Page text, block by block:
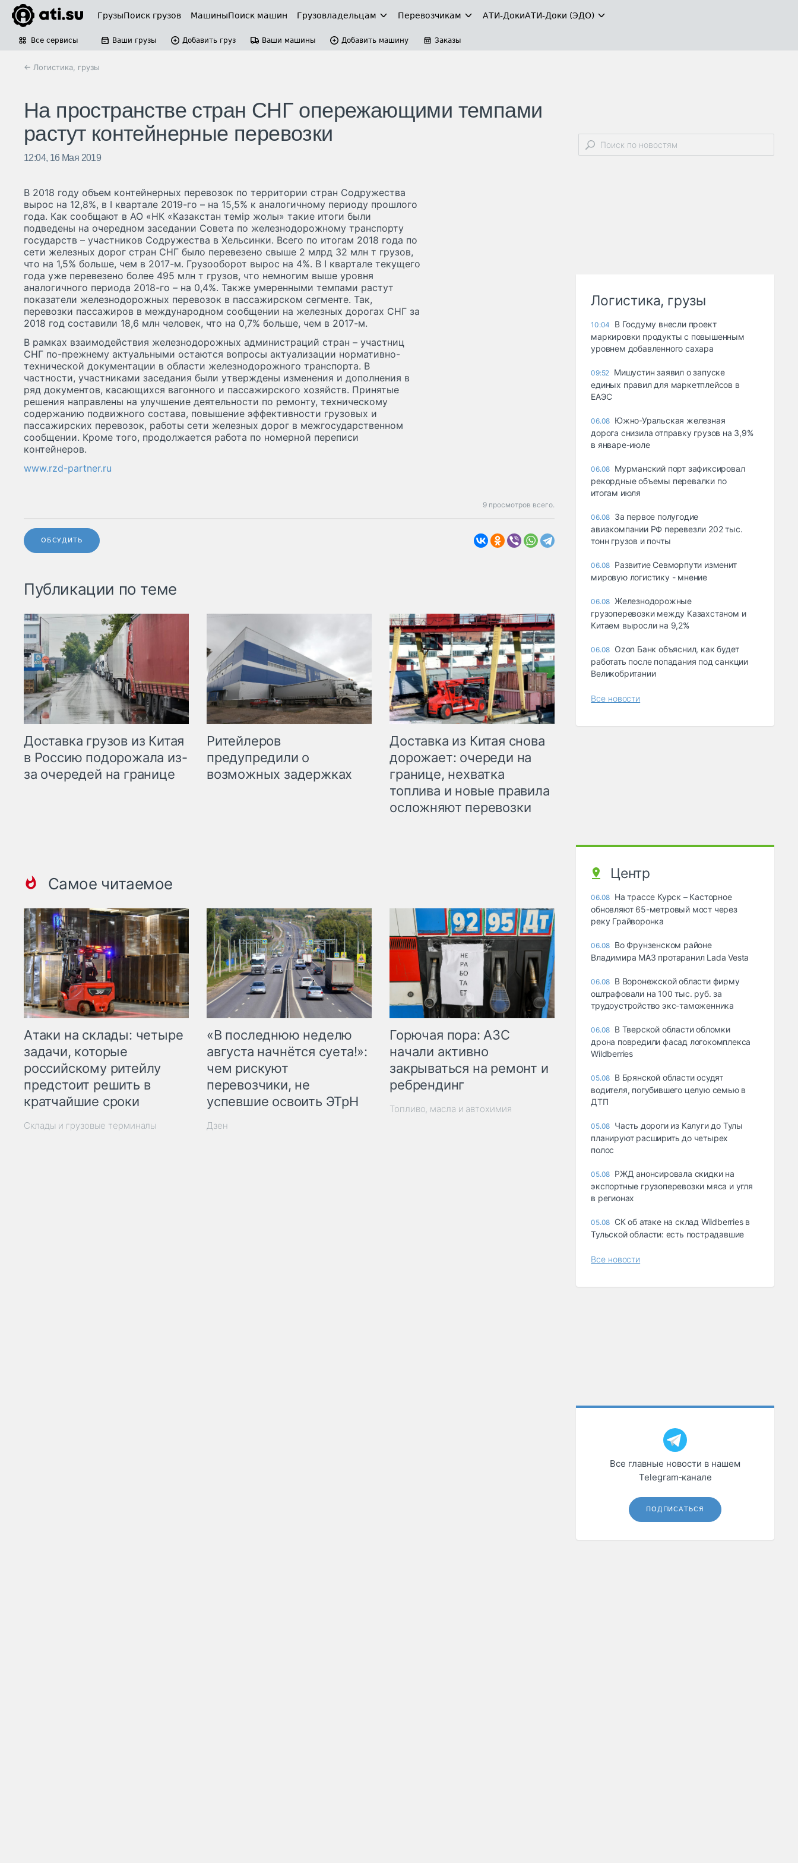
ГрузыПоиск грузов МашиныПоиск машин Грузовладельцам Перевозчикам АТИ-ДокиАТИ-Доки (ЭДО)
Все сервисы Ваши грузы Добавить груз Ваши машины Добавить машину Заказы
← Логистика, грузы
На пространстве стран СНГ опережающими темпами
растут контейнерные перевозки
12:04, 16 Мая 2019
В 2018 году объем контейнерных перевозок по территории стран Содружества
вырос на 12,8%, в I квартале 2019-го – на 15,5% к аналогичному периоду прошлого
года. Как сообщают в АО «НК «Казакстан темiр жолы» такие итоги были
подведены на очередном заседании Совета по железнодорожному транспорту
государств – участников Содружества в Хельсинки. Всего по итогам 2018 года по
сети железных дорог стран СНГ было перевезено свыше 2 млрд 32 млн т грузов,
что на 1,5% больше, чем в 2017-м. Грузооборот вырос на 4%. В I квартале текущего
года уже перевезено более 495 млн т грузов, что немногим выше уровня
аналогичного периода 2018-го – на 0,4%. Также умеренными темпами растут
показатели железнодорожных перевозок в пассажирском сегменте. Так,
перевозки пассажиров в международном сообщении на железных дорогах СНГ за
2018 год составили 18,6 млн человек, что на 0,7% больше, чем в 2017-м.
В рамках взаимодействия железнодорожных администраций стран – участниц
СНГ по-прежнему актуальными остаются вопросы актуализации нормативно-
технической документации в области железнодорожного транспорта. В
частности, участниками заседания были утверждены изменения и дополнения в
ряд документов, касающихся вагонного и пассажирского хозяйств. Принятые
решения направлены на улучшение деятельности по ремонту, техническому
содержанию подвижного состава, повышение эффективности грузовых и
пассажирских перевозок, работы сети железных дорог в межгосударственном
сообщении. Кроме того, продолжается работа по номерной переписи
контейнеров.
www.rzd-partner.ru
9 просмотров всего.
ОБСУДИТЬ
Публикации по теме
Доставка грузов из Китая
в Россию подорожала из-
за очередей на границе
Ритейлеров
предупредили о
возможных задержках
Доставка из Китая снова
дорожает: очереди на
границе, нехватка
топлива и новые правила
осложняют перевозки
Самое читаемое
Атаки на склады: четыре
задачи, которые
российскому ритейлу
предстоит решить в
кратчайшие сроки
Склады и грузовые терминалы
«В последнюю неделю
августа начнётся суета!»:
чем рискуют
перевозчики, не
успевшие освоить ЭТрН
Дзен
Горючая пора: АЗС
начали активно
закрываться на ремонт и
ребрендинг
Топливо, масла и автохимия
Логистика, грузы
10:04
В Госдуму внесли проект
маркировки продукты с повышенным
уровнем добавленного сахара
09:52 Мишустин заявил о запуске
единых правил для маркетплейсов в
ЕАЭС
06.08 Южно-Уральская железная
дорога снизила отправку грузов на 3,9%
в январе-июле
06.08 Мурманский порт зафиксировал
рекордные объемы перевалки по
итогам июля
06.08 За первое полугодие
авиакомпании РФ перевезли 202 тыс.
тонн грузов и почты
06.08 Развитие Севморпути изменит
мировую логистику - мнение
06.08 Железнодорожные
грузоперевозки между Казахстаном и
Китаем выросли на 9,2%
06.08 Ozon Банк объяснил, как будет
работать после попадания под санкции
Великобритании
Все новости
Центр
06.08 На трассе Курск – Касторное
обновляют 65-метровый мост через
реку Грайворонка
06.08 Во Фрунзенском районе
Владимира МАЗ протаранил Lada Vesta
06.08 В Воронежской области фирму
оштрафовали на 100 тыс. руб. за
трудоустройство экс-таможенника
06.08 В Тверской области обломки
дрона повредили фасад логокомплекса
Wildberries
05.08 В Брянской области осудят
водителя, погубившего целую семью в
ДТП
05.08 Часть дороги из Калуги до Тулы
планируют расширить до четырех
полос
05.08 РЖД анонсировала скидки на
экспортные грузоперевозки мяса и угля
в регионах
05.08 СК об атаке на склад Wildberries в
Тульской области: есть пострадавшие
Все новости
Все главные новости в нашем
Telegram‑канале
ПОДПИСАТЬСЯ